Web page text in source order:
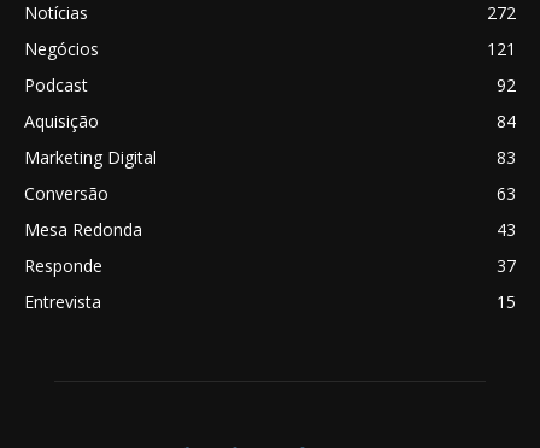
Notícias
272
Negócios
121
Podcast
92
Aquisição
84
Marketing Digital
83
Conversão
63
Mesa Redonda
43
Responde
37
Entrevista
15